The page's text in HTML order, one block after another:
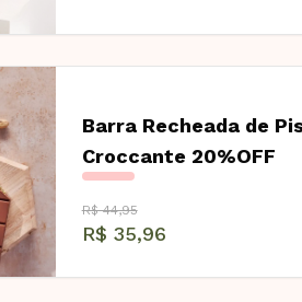
Barra Recheada de
Croccante 20%OFF
R$ 44,95
R$ 35,96